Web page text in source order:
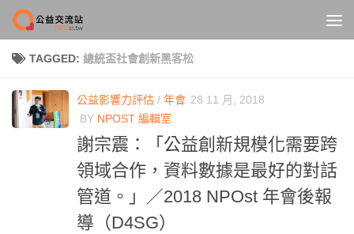
Skip to content
TAGGED: 總統盃社會創新黑客松
公益影響力評估 / 年會 28 11 月, 2018
BY NPOST 編輯室
謝宗震：「公益創新規模化需要跨
領域合作，資料數據是最好的對話
管道。」／2018 NPOst 年會後報
導（D4SG）